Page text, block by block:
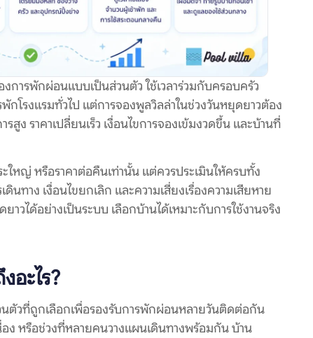
การพักผ่อนแบบเป็นส่วนตัว ใช้เวลาร่วมกับครอบครัว
โรงแรมทั่วไป แต่การจองพูลวิลล่าในช่วงวันหยุดยาวต้อง
ง ราคาเปลี่ยนเร็ว เงื่อนไขการจองเข้มงวดขึ้น และบ้านที่
ใหญ่ หรือราคาต่อคืนเท่านั้น แต่ควรประเมินให้ครบทั้ง
ทาง เงื่อนไขยกเลิก และความเสี่ยงเรื่องความเสียหาย
ได้อย่างเป็นระบบ เลือกบ้านได้เหมาะกับการใช้งานจริง
อะไร?
ตัวที่ถูกเลือกเพื่อรองรับการพักผ่อนหลายวันติดต่อกัน
หรือช่วงที่หลายคนวางแผนเดินทางพร้อมกัน บ้าน